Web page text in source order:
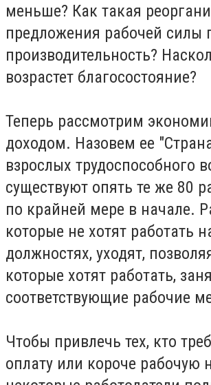
меньше? Как такая
предложения рабочей силы
производительность?
возрастет благосостояние?
Теперь рассмотрим
доходом. Назовем ее
взрослых трудоспособного
существуют опять те же 80
по крайней мере в начале.
которые не хотят работать
должностях, уходят,
которые хотят работать,
соответствующие рабочие
Чтобы привлечь тех, кто
оплату или короче рабочую